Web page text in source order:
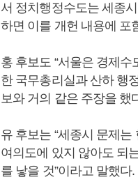
서 정치행정수도는 세종
하면 이를 개헌 내용에 포
홍 후보도 “서울은 경제
한 국무총리실과 산하 행
보와 거의 같은 주장을 했
유 후보는 “세종시 문제는
여의도에 있지 않아도 되
를 낳을 것”이라고 말했다.